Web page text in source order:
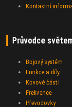
Kontaktní
Průvodce
Bojový systém
Funkce a díly
Kovové části
Frekvence
Převodovky